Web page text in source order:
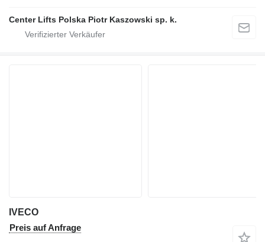
Center Lifts Polska Piotr Kaszowski sp. k.
IVECO
Preis auf Anfrage